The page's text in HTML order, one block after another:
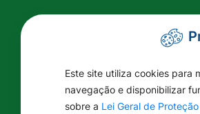
Este site utiliza cookies para
navegação e disponibilizar
sobre a Lei Geral de